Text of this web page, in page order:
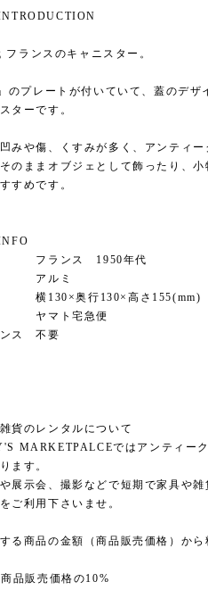
フランスのキャニスター。
のプレートが付いていて、蓋のデザ
ターです。
みや傷、くすみが多く、アンティ
のままオブジェとして飾ったり、
すめです。
フランス 1950年代
ルミ
横130×奥行130×高さ
マト宅急便
ンス 不要
貨のレンタルについて
MARKETPALCEではアンティー
ます。
展示会、撮影などで短期で家具や
ご利用下さいませ。
る商品の金額（商品販売価格）から
品販売価格の10%